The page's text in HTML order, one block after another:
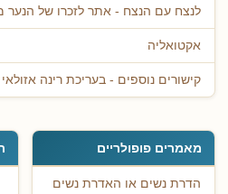
לנצח עם הנצח - אתר לזכרו של הנער
אקטואליה
קישורים נוספים - בעריכת רינה אזולאי
מאמרים פופולריים
הדרת נשים או האדרת נשים